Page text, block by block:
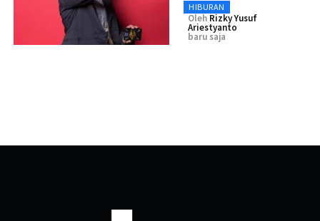
HIBURAN
Oleh Rizky Yusuf
Ariestyanto
baru saja